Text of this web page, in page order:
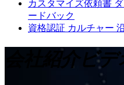
カスタマイズ依頼書
ードバック
資格認証 カルチャー
会社紹介ビデ